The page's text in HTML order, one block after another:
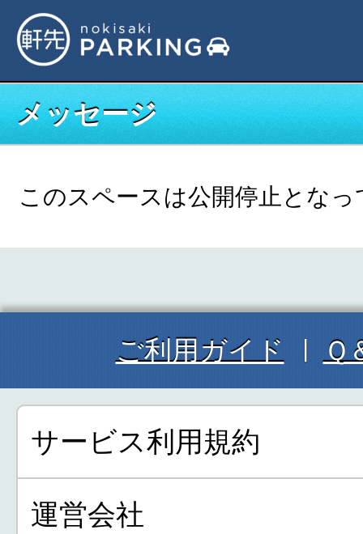
メッセージ
このスペースは公開停止とな
ご利用ガイド Ｑ
サービス利用規約
運営会社